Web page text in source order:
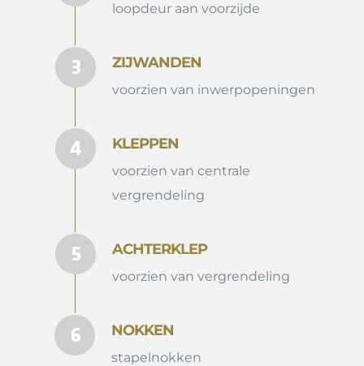
loopdeur aan voorzijde
ZIJWANDEN
voorzien van inwerpopeningen
KLEPPEN
voorzien van centrale
vergrendeling
ACHTERKLEP
voorzien van vergrendeling
NOKKEN
stapelnokken